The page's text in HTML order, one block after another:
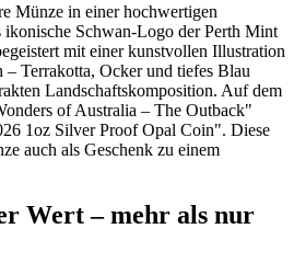
Münze in einer hochwertigen
Schwan-Logo der Perth Mint
mit einer kunstvollen Illustration
Terrakotta, Ocker und tiefes Blau
Landschaftskomposition. Auf dem
of Australia – The Outback"
1oz Silver Proof Opal Coin". Diese
auch als Geschenk zu einem
Wert – mehr als nur